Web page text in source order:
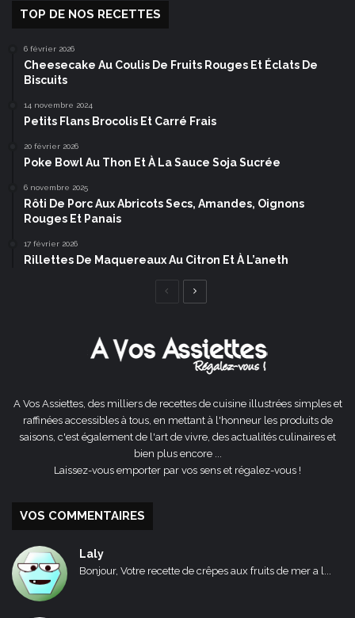
TOP DE NOS RECETTES
6 février 2026
Cheesecake Au Coulis De Fruits Rouges Et Éclats De
Biscuits
14 novembre 2024
Petits Flans Brocolis Et Carré Frais
20 février 2026
Poke Bowl Au Thon Et À La Sauce Soja Sucrée
6 novembre 2025
Rôti De Porc Aux Abricots Secs, Amandes, Oignons
Rouges Et Panais
17 février 2026
Rillettes De Maquereaux Au Citron Et À L’aneth
Page
A Vos Assiettes, des milliers de recettes de cuisine illustrées simples et
raffinées accessibles à tous, en mettant à l'honneur les produits de
saisons, c'est également de l'art de vivre, des actualités culinaires et
bien plus encore ...
Laissez-vous emporter par vos sens et régalez-vous !
VOS COMMENTAIRES
Laly
Bonjour, Votre recette de crêpes aux fruits de mer a l...